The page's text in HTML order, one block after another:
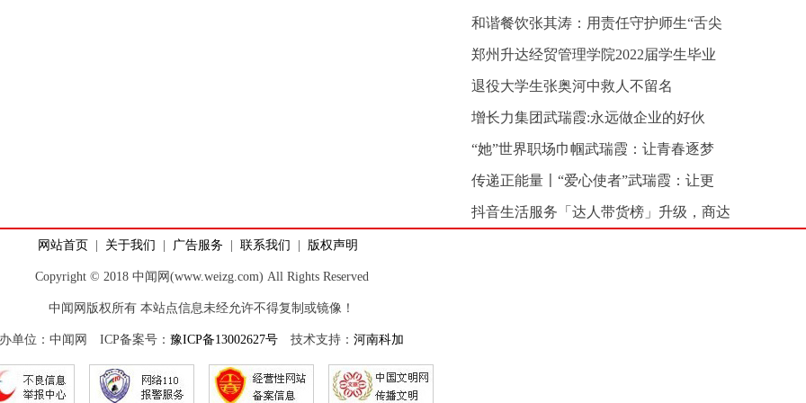
和谐餐饮张其涛：用责任守护师生“舌尖
郑州升达经贸管理学院2022届学生毕业
退役大学生张奥河中救人不留名
增长力集团武瑞霞:永远做企业的好伙
“她”世界职场巾帼武瑞霞：让青春逐梦
传递正能量〡“爱心使者”武瑞霞：让更
抖音生活服务「达人带货榜」升级，商达
网站首页 关于我们 广告服务 联系我们 版权声明
Copyright © 2018 中闻网(www.weizg.com) All Rights Reserved
中闻网版权所有 本站点信息未经允许不得复制或镜像！
单位：中闻网 ICP备案号： 豫ICP备13002627号 技术支持： 河南科加